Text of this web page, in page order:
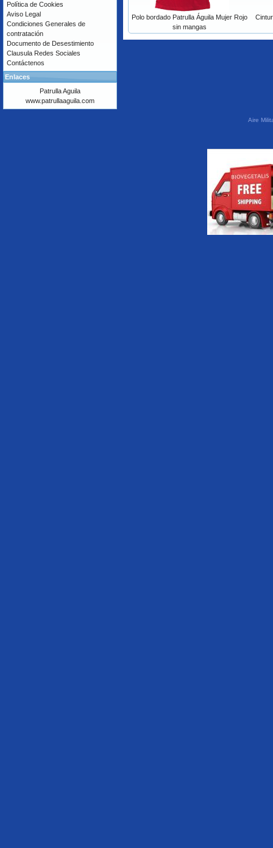
Polo bordado Patrulla Águila Mujer Rojo
sin mangas
Política de Cookies
Aviso Legal
Condiciones Generales de
contratación
Documento de Desestimiento
Clausula Redes Sociales
Contáctenos
Enlaces
Patrulla Aguila
www.patrullaaguila.com
Aire